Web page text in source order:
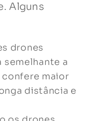
Alguns
drones
semelhante a
confere maior
distância e